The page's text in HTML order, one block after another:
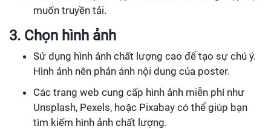
muốn truyền tải.
3. Chọn hình ảnh
Sử dụng hình ảnh chất lượng cao để tạo sự chú ý.
Hình ảnh nên phản ánh nội dung của poster.
Các trang web cung cấp hình ảnh miễn phí như
Unsplash, Pexels, hoặc Pixabay có thể giúp bạn
tìm kiếm hình ảnh chất lượng.